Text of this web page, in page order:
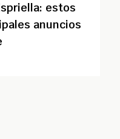
estos
anuncios